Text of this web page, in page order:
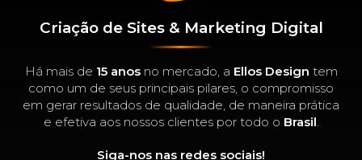
Criação de Sites & Marketing Digital
Há mais de 15 anosno mercado, a Ellos Design tem
como um de seus principais pilares, o compromisso
em gerar resultados de qualidade, de maneira prática
e efetiva aos nossos clientes por todo o Brasil.
Siga-nos nas redes sociais!